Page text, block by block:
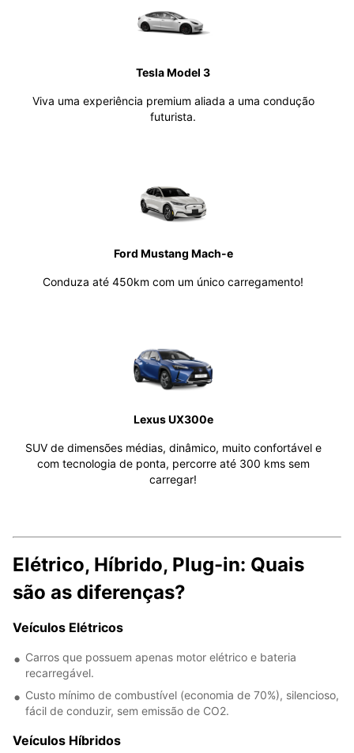
Tesla Model 3
Viva uma experiência premium aliada a uma condução
futurista.
Ford Mustang Mach-e
Conduza até 450km com um único carregamento!
Lexus UX300e
SUV de dimensões médias, dinâmico, muito confortável e
com tecnologia de ponta, percorre até 300 kms sem
carregar!
Elétrico, Híbrido, Plug-in: Quais
são as diferenças?
Veículos Elétricos
Carros que possuem apenas motor elétrico e bateria
recarregável.
Custo mínimo de combustível (economia de 70%), silencioso,
fácil de conduzir, sem emissão de CO2.
Veículos Híbridos